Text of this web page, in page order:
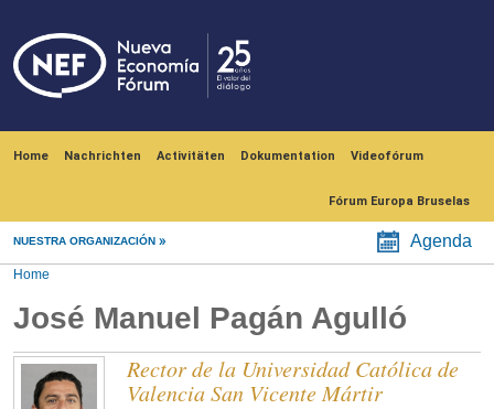
Home Nachrichten Activitäten Dokumentation Videofórum
Fórum Europa Bruselas
NUESTRA ORGANIZACIÓN Agenda
Home
José Manuel Pagán Agulló
Rector de la Universidad Católica de
Valencia San Vicente Mártir